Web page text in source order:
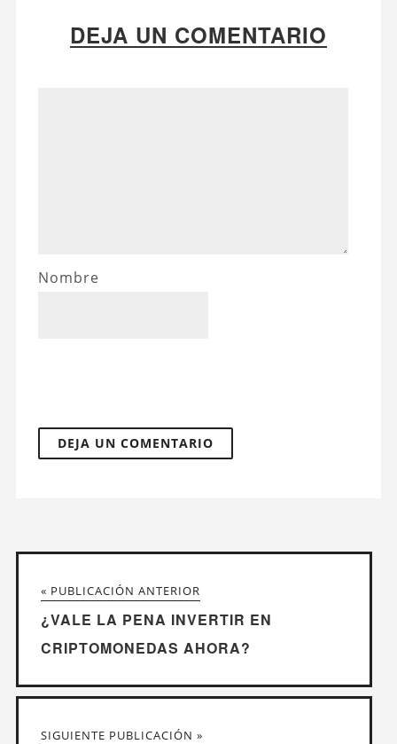
DEJA UN COMENTARIO
Nombre
« PUBLICACIÓN ANTERIOR
¿VALE LA PENA INVERTIR EN
CRIPTOMONEDAS AHORA?
SIGUIENTE PUBLICACIÓN »